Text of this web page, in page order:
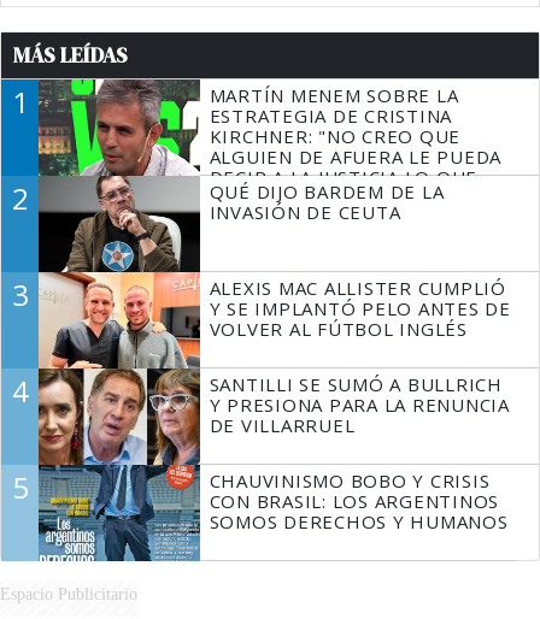
MÁS LEÍDAS
1
MARTÍN MENEM SOBRE LA
ESTRATEGIA DE CRISTINA
KIRCHNER: "NO CREO QUE
ALGUIEN DE AFUERA LE PUEDA
DECIR A LA JUSTICIA LO QUE
TIENE QUE HACER"
2
QUÉ DIJO BARDEM DE LA
INVASIÓN DE CEUTA
3
ALEXIS MAC ALLISTER CUMPLIÓ
Y SE IMPLANTÓ PELO ANTES DE
VOLVER AL FÚTBOL INGLÉS
4
SANTILLI SE SUMÓ A BULLRICH
Y PRESIONA PARA LA RENUNCIA
DE VILLARRUEL
5
CHAUVINISMO BOBO Y CRISIS
CON BRASIL: LOS ARGENTINOS
SOMOS DERECHOS Y HUMANOS
Espacio Publicitario